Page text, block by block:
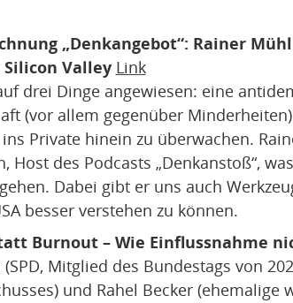
„Denkangebot“: Rainer
Valley Link
drei Dinge angewiesen: eine
(vor allem gegenüber
Private hinein zu überwachen.
Host des Podcasts „Denkanstoß“,
Dabei gibt er uns auch
besser verstehen zu können.
Burnout – Wie Einflussnahme
(SPD, Mitglied des Bundestags von
und Rahel Becker